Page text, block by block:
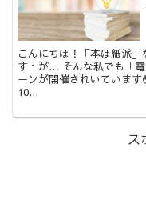
こんにちは！「本は紙派
す・が… そんな私でも「
ーンが開催されいていま
10...
ス